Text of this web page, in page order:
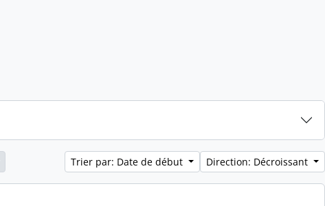
Trier par: Date de début Direction: Décroissant